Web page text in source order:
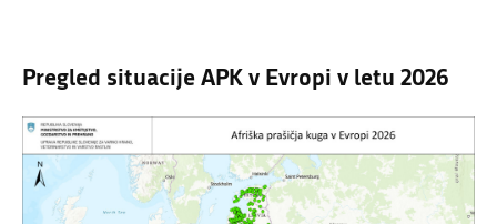
Pregled situacije APK v Evropi v letu 2026